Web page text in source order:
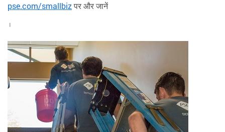
pse.com/smallbizपर और जानें
।